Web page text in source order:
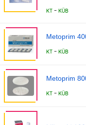
KT - KÜB
Metoprim
KT - KÜB
Metoprim
KT - KÜB